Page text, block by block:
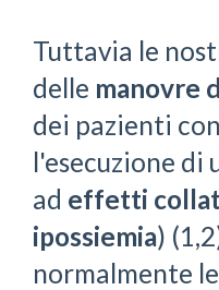
Tuttavia le
delle manovre
dei pazienti
l'esecuzione di
ad effetti
ipossiemia)
normalmente